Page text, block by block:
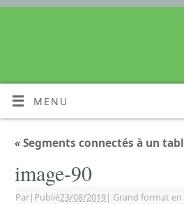
MENU
«Segments connectés à un
image-90
Par| Publié23/08/2019| Grand format en